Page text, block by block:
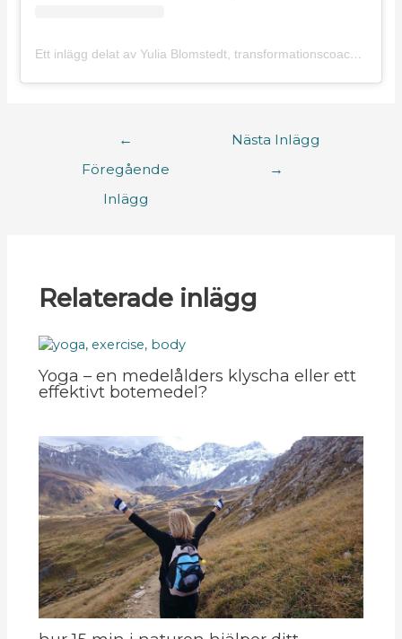
Ett inlägg delat av Yulia Blomstedt, transformationscoach (@yulia.blomstedt)
←
Föregående
Inlägg
Nästa Inlägg
→
Relaterade inlägg
Yoga – en medelålders klyscha eller ett
effektivt botemedel?